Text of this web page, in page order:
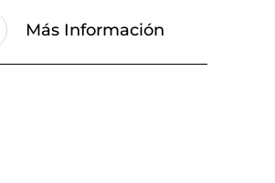
Más Información